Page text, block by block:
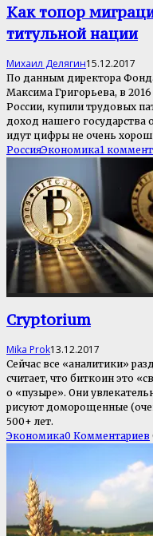
Как топор
титульной нации
Михаил Делягин15.12.2017
По данным директора
Максима Григорьева, в
России, купили трудовых
доход нашего государства
идут цифры не очень
РоссияЭкономика1
Cryptorium
Mika Prok13.12.2017
Сейчас все «аналитики»
считает, что биткоин это
о «пузыре». Они
рисуют доморощенные
500+ лет.
Экономика0 Комментариев